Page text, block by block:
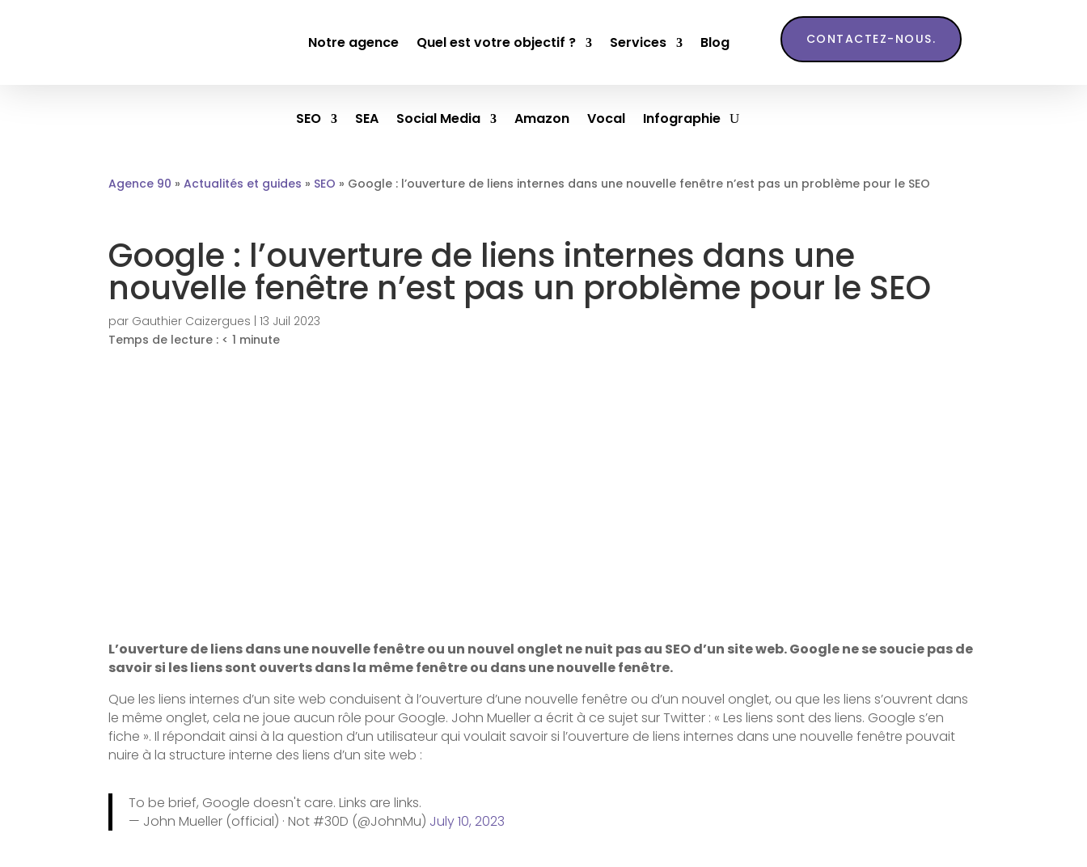
Notre agence Quel est votre objectif ? Services Blog CONTACTEZ-NOUS.
SEO SEA Social Media Amazon Vocal Infographie
Agence 90 »Actualités et guides » SEO » Google : l’ouverture de liens internes dans une nouvelle fenêtre n’est pas un problème pour le SEO
Google : l’ouverture de liens internes dans une
nouvelle fenêtre n’est pas un problème pour le SEO
par Gauthier Caizergues |13 Juil 2023
Temps de lecture : < 1 minute
L’ouverture de liens dans une nouvelle fenêtre ou un nouvel onglet ne nuit pas au SEO d’un site web. Google ne se soucie pas de
savoir si les liens sont ouverts dans la même fenêtre ou dans une nouvelle fenêtre.
Que les liens internes d’un site web conduisent à l’ouverture d’une nouvelle fenêtre ou d’un nouvel onglet, ou que les liens s’ouvrent dans
le même onglet, cela ne joue aucun rôle pour Google. John Mueller a écrit à ce sujet sur Twitter : « Les liens sont des liens. Google s’en
fiche ». Il répondait ainsi à la question d’un utilisateur qui voulait savoir si l’ouverture de liens internes dans une nouvelle fenêtre pouvait
nuire à la structure interne des liens d’un site web :
To be brief, Google doesn't care. Links are links.
— John Mueller (official) · Not #30D (@JohnMu) July 10, 2023